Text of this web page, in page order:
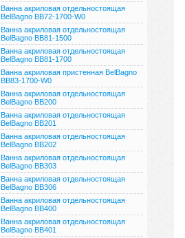
Ванна акриловая отдельностоящая
BelBagno BB72-1700-W0
Ванна акриловая отдельностоящая
BelBagno BB81-1500
Ванна акриловая отдельностоящая
BelBagno BB81-1700
Ванна акриловая пристенная BelBagno
BB83-1700-W0
Ванна акриловая отдельностоящая
BelBagno BB200
Ванна акриловая отдельностоящая
BelBagno BB201
Ванна акриловая отдельностоящая
BelBagno BB202
Ванна акриловая отдельностоящая
BelBagno BB303
Ванна акриловая отдельностоящая
BelBagno BB306
Ванна акриловая отдельностоящая
BelBagno BB400
Ванна акриловая отдельностоящая
BelBagno BB401